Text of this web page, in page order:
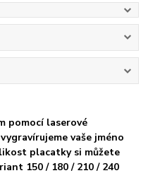
pomocí laserové
vaše jméno
placatky si můžete
150 / 180 / 210 / 240